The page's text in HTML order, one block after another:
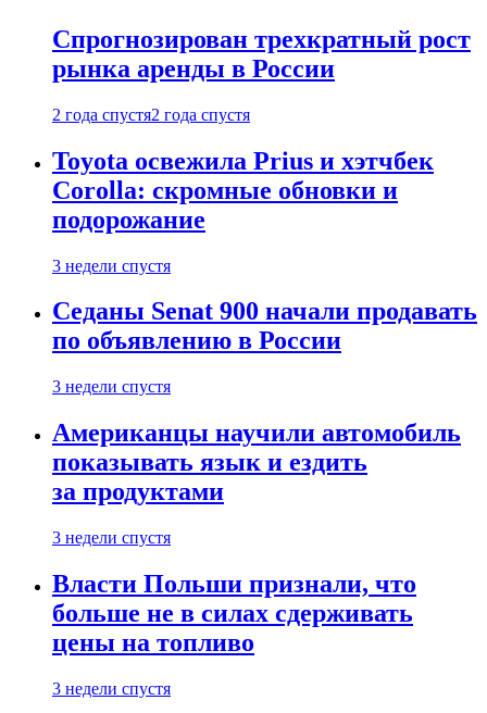
Спрогнозирован трехкратный рост
рынка аренды в России
2 года спустя2 года спустя
Toyota освежила Prius и хэтчбек
Corolla: скромные обновки и
подорожание
3 недели спустя
Седаны Senat 900 начали продавать
по объявлению в России
3 недели спустя
Американцы научили автомобиль
показывать язык и ездить
за продуктами
3 недели спустя
Власти Польши признали, что
больше не в силах сдерживать
цены на топливо
3 недели спустя